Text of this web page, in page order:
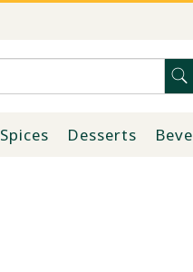
Spices Desserts